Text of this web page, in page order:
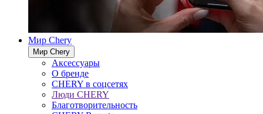
Мир Chery
Мир Chery
Аксессуары
О бренде
CHERY в соцсетях
Люди CHERY
Благотворительность